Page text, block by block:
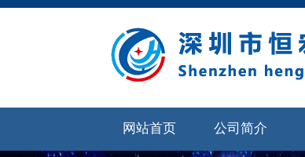
网站首页 公司简介